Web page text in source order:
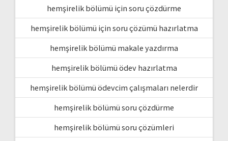
hemşirelik bölümü için soru çözdürme
hemşirelik bölümü için soru çözümü hazırlatma
hemşirelik bölümü makale yazdırma
hemşirelik bölümü ödev hazırlatma
hemşirelik bölümü ödevcim çalışmaları nelerdir
hemşirelik bölümü soru çözdürme
hemşirelik bölümü soru çözümleri